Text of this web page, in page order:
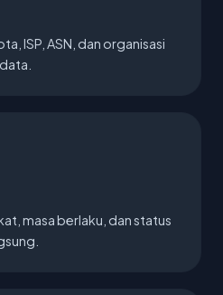
ISP, ASN, dan organisasi
masa berlaku, dan status